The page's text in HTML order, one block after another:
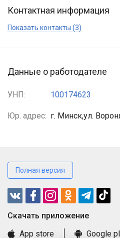
Контактная информация
Показать контакты (3)
Данные о работодателе
УНП: 100174623
Юр. адрес: г. Минск,ул.
Полная версия
Cкачать приложение
App store
Google